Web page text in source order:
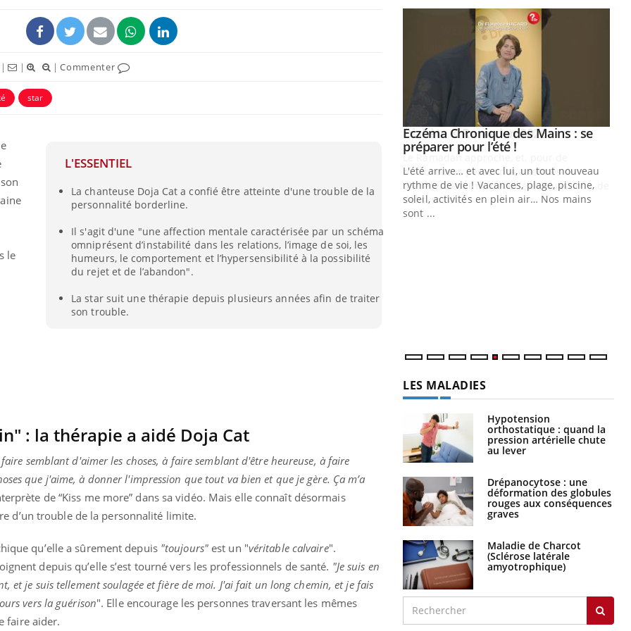
| |Commenter
star
L'ESSENTIEL
La chanteuse Doja Cat a confié être atteinte d'une trouble de la
personnalité borderline.
Il s'agit d'une "une affection mentale caractérisée par un schéma
omniprésent d’instabilité dans les relations, l’image de soi, les
humeurs, le comportement et l’hypersensibilité à la possibilité
du rejet et de l’abandon".
La star suit une thérapie depuis plusieurs années afin de traiter
son trouble.
le
: la thérapie a aidé Doja Cat
semblant d'aimer les choses, à faire semblant d'être heureuse, à faire
que j'aime, à donner l'impression que tout va bien et que je gère. Ça m’a
de “Kiss me more” dans sa vidéo. Mais elle connaît désormais
d’un trouble de la personnalité limite.
qu’elle a sûrement depuis "toujours"est un "véritable calvaire".
depuis qu’elle s’est tourné vers les professionnels de santé. "Je suis en
et je suis tellement soulagée et fière de moi. J'ai fait un long chemin, et je fais
vers la guérison". Elle encourage les personnes traversant les mêmes
faire aider.
en parler??
l'insuline dans le diabète de type 2
entourée d'idées reçues chez les
comme parfois chez les soignants.
rythme de vie ! Vacances, plage, piscine,
soleil, activités en plein air… Nos mains
Youtube
Diabète & Ramadan 2026Youtube
Le Ramadan approche, et, pour de
nombreuses personnes atteintes de
diabète, c'est une période de questions, de
défis, mais ...
LES MALADIES
Hypotension
orthostatique : quand la
pression artérielle chute
au lever
Drépanocytose : une
déformation des globules
rouges aux conséquences
graves
Maladie de Charcot
(Sclérose latérale
amyotrophique)